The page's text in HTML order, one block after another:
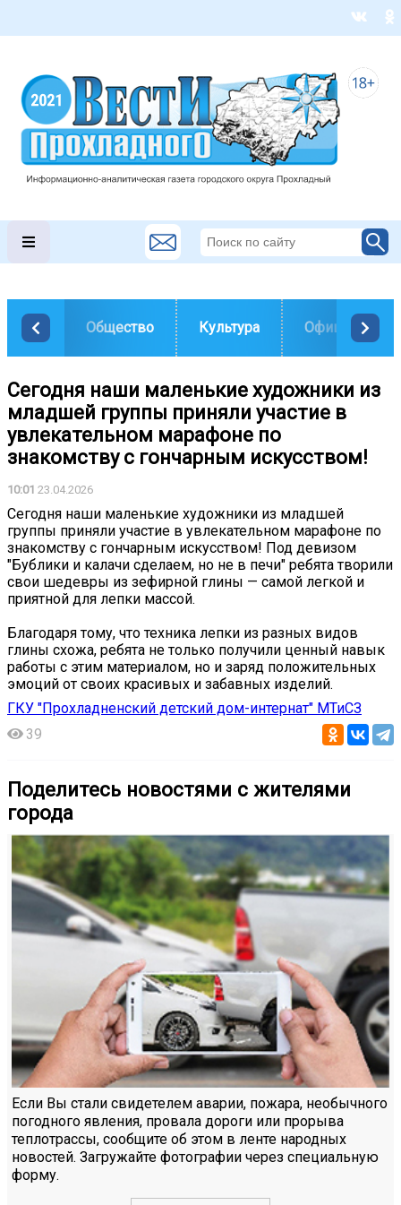
Общество Культура Официально
Сегодня наши маленькие художники из
младшей группы приняли участие в
увлекательном марафоне по
знакомству с гончарным искусством!
10:01 23.04.2026
Сегодня наши маленькие художники из младшей
группы приняли участие в увлекательном марафоне по
знакомству с гончарным искусством! Под девизом
"Бублики и калачи сделаем, но не в печи" ребята творили
свои шедевры из зефирной глины — самой легкой и
приятной для лепки массой.
Благодаря тому, что техника лепки из разных видов
глины схожа, ребята не только получили ценный навык
работы с этим материалом, но и заряд положительных
эмоций от своих красивых и забавных изделий.
ГКУ "Прохладненский детский дом-интернат" МТиСЗ
39
Поделитесь новостями с жителями
города
Если Вы стали свидетелем аварии, пожара, необычного
погодного явления, провала дороги или прорыва
теплотрассы, сообщите об этом в ленте народных
новостей. Загружайте фотографии через специальную
форму.